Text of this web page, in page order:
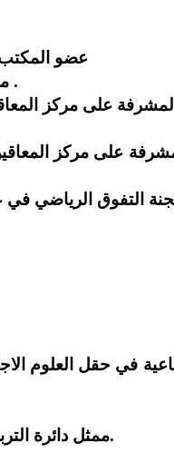
•عضو المكتب
•مشرف نادي اصدقاء الطلبة المعوقين في عمادة شؤون الطلبة .
في حقل العلوم
ممثل دائرة التربية الرياضية في مجلس كلية الاداب والعلوم الانسانية عام 1985.